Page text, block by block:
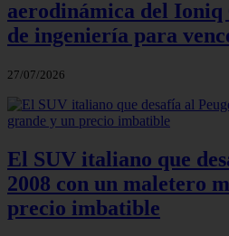
aerodinámica del Ioniq
de ingeniería para
27/07/2026
El SUV italiano que
2008 con un maletero
precio imbatible